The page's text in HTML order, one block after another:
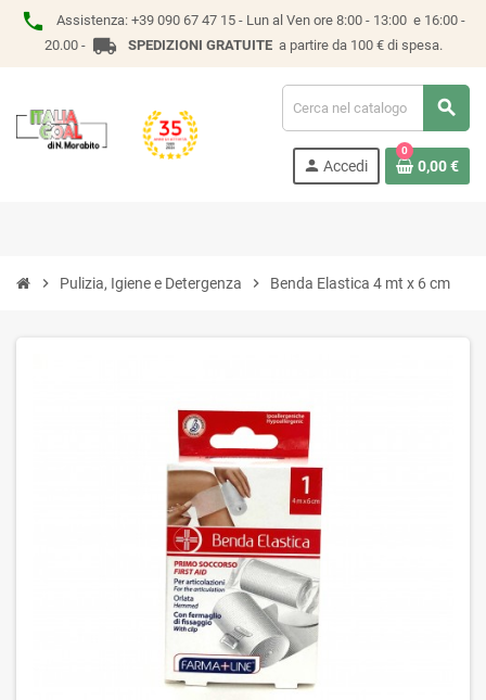
phone Assistenza: +39 090 67 47 15 - Lun al Ven ore 8:00 - 13:00 e 16:00 -
20.00 - local_shipping SPEDIZIONI GRATUITEa partire da 100 € di spesa.
search
person Accedi
0
0,00 €
chevron_right Pulizia, Igiene e Detergenza chevron_right Benda Elastica 4 mt x 6 cm